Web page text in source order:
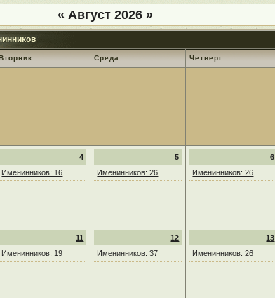
« Август 2026 »
Среда Четверг
4
Именинников: 16
5
Именинников: 26
6
Именинников: 26
11
Именинников: 19
12
Именинников: 37
13
Именинников: 26